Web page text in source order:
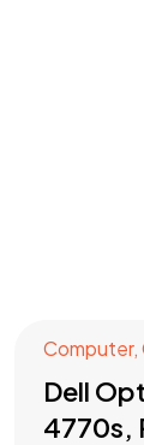
Computer,
Dell
4770s,